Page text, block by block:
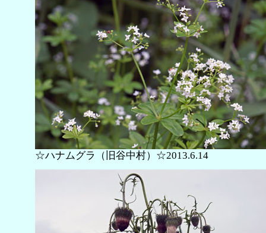
☆ハナムグラ（旧谷中村）☆2013.6.14